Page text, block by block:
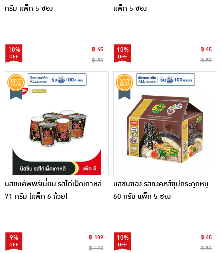
กรัม แพ็ก 5 ซอง
10%
฿ 45
฿ 50
แพ็ก 5 ซอง
10%
฿ 45
฿ 50
นิสชินคัพพรีเมี่ยม รสไก่เผ็ดเกาหลี
71 กรัม (แพ็ก 6 ถ้วย)
9%
฿ 109
฿ 120
นิสชินซอง รสทงคตสึซุปกระดูกหมู
60 กรัม แพ็ก 5 ซอง
10%
฿ 45
฿ 50